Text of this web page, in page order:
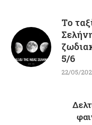
Το
5/6
22/05/